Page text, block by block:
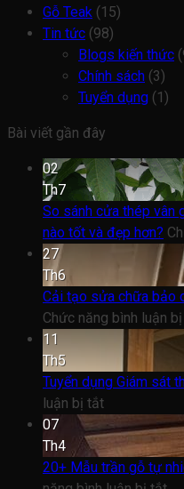
Gỗ Teak (15)
Tin tức (98)
Blogs kiến thức
Chính sách (3)
Tuyển dụng (1)
Bài viết gần đây
02
Th7
So sánh cửa thép vân
nào tốt và đẹp hơn?
27
Th6
Cải tạo sửa chữa bảo
Chức năng bình luận
11
Th5
Tuyển dụng Giám sát
luận bị tắtở
Tuyển
dụng
Giám
07
Th4
20+ Mẫu trần gỗ tự